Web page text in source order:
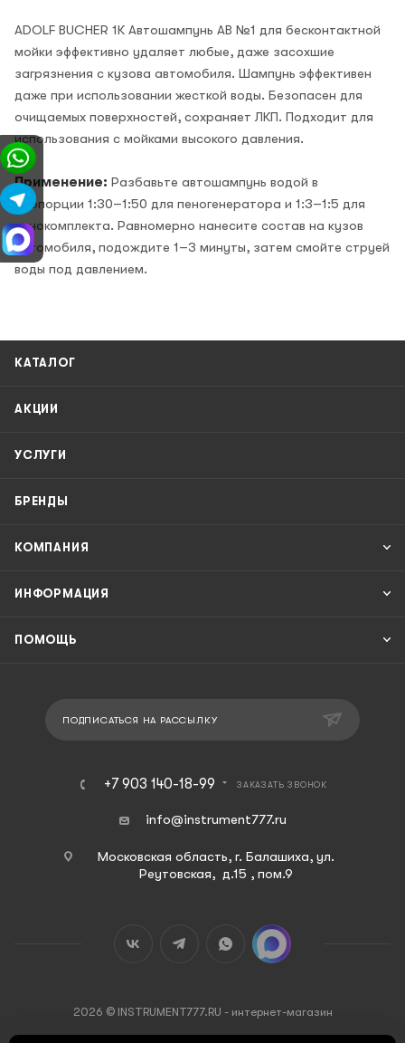
ADOLF BUCHER 1К Автошампунь АВ №1 для бесконтактной
мойки эффективно удаляет любые, даже засохшие
загрязнения с кузова автомобиля. Шампунь эффективен
даже при использовании жесткой воды. Безопасен для
очищаемых поверхностей, сохраняет ЛКП. Подходит для
использования с мойками высокого давления.
Применение: Разбавьте автошампунь водой в
пропорции 1:30–1:50 для пеногенератора и 1:3–1:5 для
пенокомплекта. Равномерно нанесите состав на кузов
автомобиля, подождите 1–3 минуты, затем смойте струей
воды под давлением.
КАТАЛОГ
АКЦИИ
УСЛУГИ
БРЕНДЫ
КОМПАНИЯ
ИНФОРМАЦИЯ
ПОМОЩЬ
ПОДПИСАТЬСЯ НА РАССЫЛКУ
+7 903 140-18-99 ЗАКАЗАТЬ ЗВОНОК
info@instrument777.ru
Московская область, г. Балашиха, ул.
Реутовская, д.15 , пом.9
2026 © INSTRUMENT777.RU - интернет-магазин